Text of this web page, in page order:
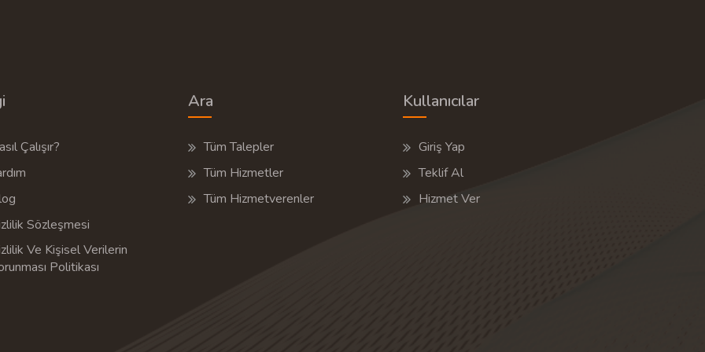
Çalışır?
Sözleşmesi
Ve Kişisel Verilerin
Politikası
Ara
Tüm Talepler
Tüm Hizmetler
Tüm Hizmetverenler
Kullanıcılar
Giriş Yap
Teklif Al
Hizmet Ver